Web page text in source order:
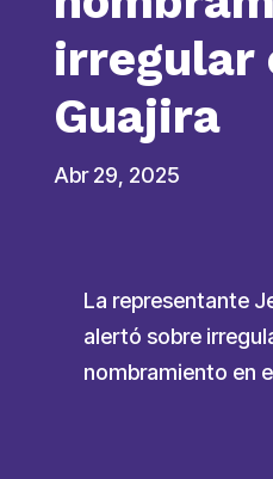
irregular
Guajira
Abr 29, 2025
La representante
alertó sobre
nombramiento en